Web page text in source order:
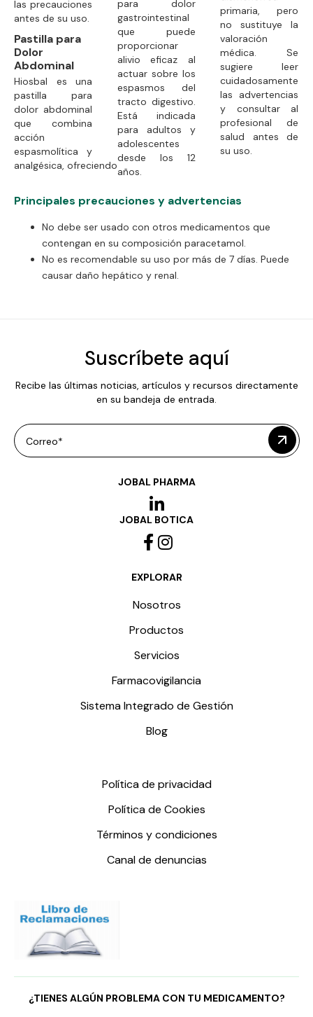
las precauciones
antes de su uso.
Pastilla para
Dolor
Abdominal
Hiosbal es una
pastilla para
dolor abdominal
que combina
acción
espasmolítica y
analgésica, ofreciendo
para dolor
gastrointestinal
que puede
proporcionar
alivio eficaz al
actuar sobre los
espasmos del
tracto digestivo.
Está indicada
para adultos y
adolescentes
desde los 12
años.
primaria, pero
no sustituye la
valoración
médica. Se
sugiere leer
cuidadosamente
las advertencias
y consultar al
profesional de
salud antes de
su uso.
Principales precauciones y advertencias
No debe ser usado con otros medicamentos que
contengan en su composición paracetamol.
No es recomendable su uso por más de 7 días. Puede
causar daño hepático y renal.
Suscríbete aquí
Recibe las últimas noticias, artículos y recursos directamente
en su bandeja de entrada.
Correo*
JOBAL PHARMA
JOBAL BOTICA
EXPLORAR
Nosotros
Productos
Servicios
Farmacovigilancia
Sistema Integrado de Gestión
Blog
Política de privacidad
Política de Cookies
Términos y condiciones
Canal de denuncias
¿TIENES ALGÚN PROBLEMA CON TU MEDICAMENTO?